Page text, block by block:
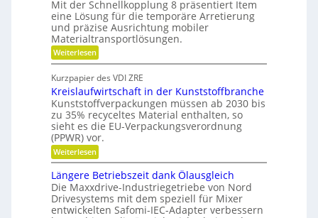
l
e
i
c
h
B
a
u
t
e
i
l
b
e
s
c
h
a
f
f
u
n
g
e
r
k
e
u
n
g
s
f
r
e
e
s
H
y
b
r
i
d
-
K
u
g
e
l
Mit der Schnellkopplung 8 präsentiert Item
eine Lösung für die temporäre Arretierung
und präzise Ausrichtung mobiler
Materialtransportlösungen.
Weiterlesen:
S
h
n
e
l
l
g
e
n
a
u
p
o
s
i
Kurzpapier des VDI ZRE
Kreislaufwirtschaft in der Kunststoffbranche
Kunststoffverpackungen müssen ab 2030 bis
zu 35% recyceltes Material enthalten, so
sieht es die EU-Verpackungsverordnung
(PPWR) vor.
Weiterlesen:
K
r
e
i
s
l
Längere Betriebszeit dank Ölausgleich
Die Maxxdrive-Industriegetriebe von Nord
Drivesystems mit dem speziell für Mixer
entwickelten Safomi-IEC-Adapter verbessern